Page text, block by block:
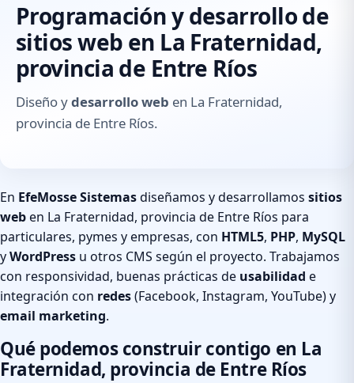
Programación y desarrollo de
sitios web en La Fraternidad,
provincia de Entre Ríos
Diseño ydesarrollo web en La Fraternidad,
provincia de Entre Ríos.
En EfeMosse Sistemasdiseñamos y desarrollamos sitios
weben La Fraternidad, provincia de Entre Ríos para
particulares, pymes y empresas, con HTML5, PHP, MySQL
yWordPress u otros CMS según el proyecto. Trabajamos
con responsividad, buenas prácticas de usabilidad e
integración con redes(Facebook, Instagram, YouTube) y
email marketing.
Qué podemos construir contigo en La
Fraternidad, provincia de Entre Ríos